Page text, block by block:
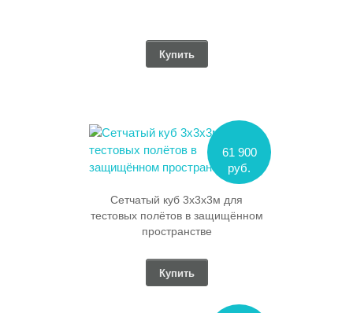
Купить
61 900
руб.
Сетчатый куб 3х3х3м для
тестовых полётов в защищённом
пространстве
Купить